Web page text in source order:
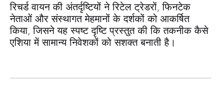
रिचर्ड वायन की अंतर्दृष्टियों ने रिटेल ट्रेडरों, फिनटेक
नेताओं और संस्थागत मेहमानों के दर्शकों को आकर्षित
किया, जिसनेयह स्पष्ट दृष्टि प्रस्तुत की कि तकनीक कैसे
एशिया में सामान्य निवेशकों को सशक्त बनाती है ।